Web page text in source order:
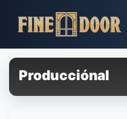
para
conteúdo
Producciónal